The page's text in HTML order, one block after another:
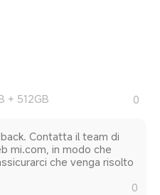
+ 512GB 0
Contatta il team di
mi.com, in modo che
che venga risolto
0